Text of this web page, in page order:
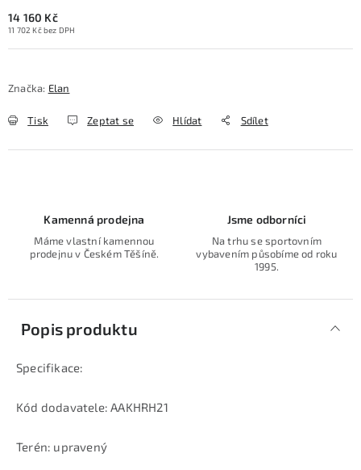
14 160 Kč
11 702 Kč bez DPH
Značka: Elan
Tisk Zeptat se Hlídat Sdílet
Kamenná prodejna
Máme vlastní kamennou
prodejnu v Českém Těšíně.
Jsme odborníci
Na trhu se sportovním
vybavením působíme od roku
1995.
Popis produktu
Specifikace:
Kód dodavatele: AAKHRH21
Terén: upravený